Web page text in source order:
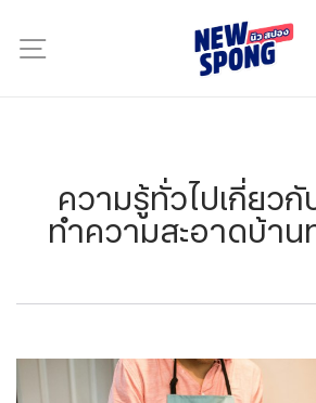
ความรู้ทั่วไปเกี่ยว
ทำความสะอาดบ้าน